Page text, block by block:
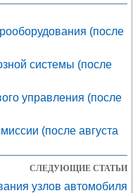
(после
системы (после
управления (после
(после августа
СЛЕДУЮЩИЕ СТАТЬИ
узлов автомобиля